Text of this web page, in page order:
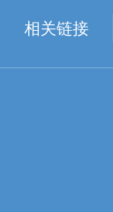
相关链接